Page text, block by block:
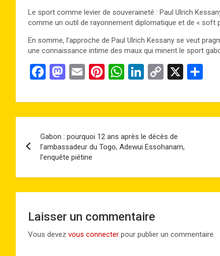
Le sport comme levier de souveraineté : Paul Ulrich
comme un outil de rayonnement diplomatique et de « soft
En somme, l’approche de Paul Ulrich Kessany se veut
une connaissance intime des maux qui minent le sport
F
ce
b
o
o
k
M
st
o
d
o
n
E
ail
Pi
er
es
t
W
at
s
A
p
Li
ke
dI
n
C
py
Li
n
k
X
ta
g
de
l’article
Gabon : pourquoi 12 ans après le décès de
l’ambassadeur du Togo, Adewui Essohanam,
l’enquête piétine
Laisser un commentaire
Vous devez vous connecter pour publier un commentaire.